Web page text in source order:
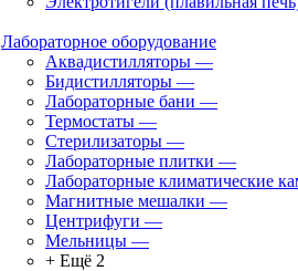
Лабораторное оборудование
Аквадистилляторы —
Бидистилляторы —
Лабораторные бани —
Термостаты —
Стерилизаторы —
Лабораторные плитки —
Лабораторные климатические
Магнитные мешалки —
Центрифуги —
Мельницы —
+ Ещё 2